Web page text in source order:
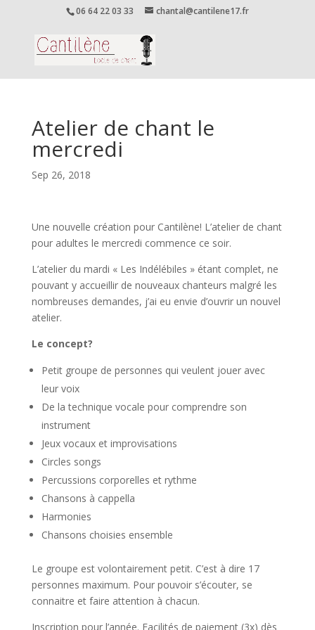
06 64 22 03 33 chantal@cantilene17.fr
Atelier de chant le
mercredi
Sep 26, 2018
Une nouvelle création pour Cantilène! L’atelier de chant
pour adultes le mercredi commence ce soir.
L’atelier du mardi « Les Indélébiles » étant complet, ne
pouvant y accueillir de nouveaux chanteurs malgré les
nombreuses demandes, j’ai eu envie d’ouvrir un nouvel
atelier.
Le concept?
Petit groupe de personnes qui veulent jouer avec
leur voix
De la technique vocale pour comprendre son
instrument
Jeux vocaux et improvisations
Circles songs
Percussions corporelles et rythme
Chansons à cappella
Harmonies
Chansons choisies ensemble
Le groupe est volontairement petit. C’est à dire 17
personnes maximum. Pour pouvoir s’écouter, se
connaitre et faire attention à chacun.
Inscription pour l’année. Facilités de paiement (3x) dès